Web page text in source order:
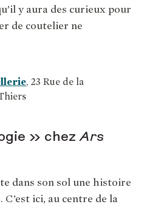
y aura des curieux pour
de coutelier ne
, 23 Rue de la
» chezArs
dans son sol une histoire
ici, au centre de la